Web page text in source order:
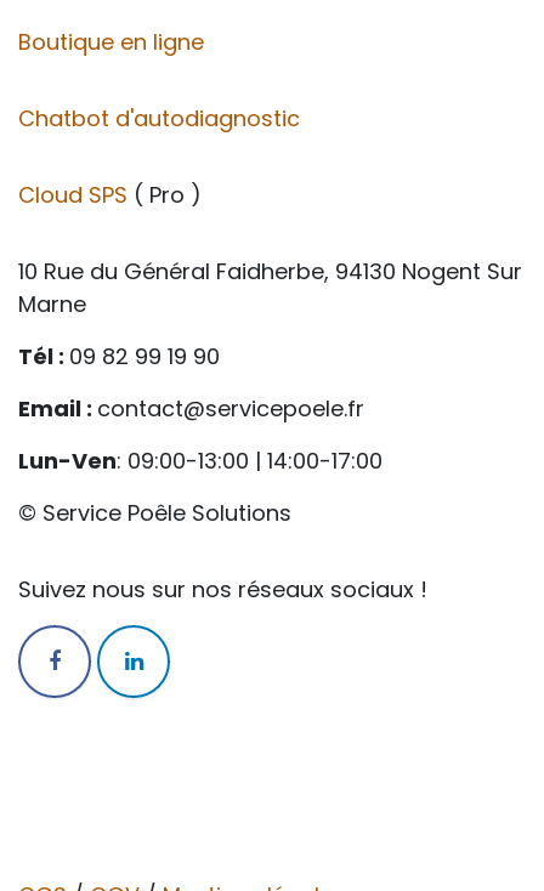
Boutique en ligne
Chatbot d'autodiagnostic
Cloud SPS ( Pro )
10 Rue du Général Faidherbe, 94130 Nogent Sur
Marne
Tél : 09 82 99 19 90
Email : contact@servicepoele.fr
Lun-Ven: 09:00-13:00 | 14:00-17:00
© Service Poêle Solutions
Suivez nous sur nos réseaux sociaux !